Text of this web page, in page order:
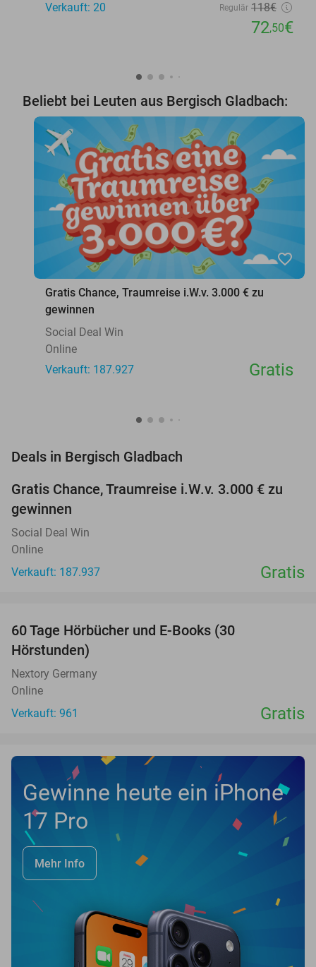
Verkauft: 20 Regulär 118€
72,50€
Beliebt bei Leuten aus Bergisch Gladbach:
favorite_border
Gratis Chance, Traumreise i.W.v. 3.000 € zu
gewinnen
Social Deal Win
Online
Verkauft: 187.927
Gratis
Deals in Bergisch Gladbach
Gratis Chance, Traumreise i.W.v. 3.000 € zu
gewinnen
Social Deal Win
Online
Verkauft: 187.937
Gratis
60 Tage Hörbücher und E-Books (30
Hörstunden)
Nextory Germany
Online
Verkauft: 961
Gratis
Gewinne heute ein iPhone
17 Pro
Mehr Info